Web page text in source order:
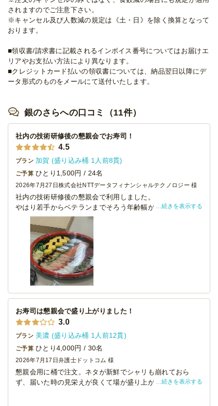
されますのでご注意下さい。
※キャンセル及び人数減の規定は《土・日》を除く換算となって
おります。
■領収書/請求書に記載されるインボイス番号についてはお届けエ
リアやお支払い方法により異なります。
■クレジットカード払いの領収書については、納品翌日以降にデ
ータ形式のものをメールにて送付いたします。
銀のさらへの口コミ（11件）
社内の技術研修後の懇親会でお寿司！
4.5
プラン 加賀 (盛り込み桶 1人前8貫)
ご予算 ひとり1,500円 / 24名
2026年7月27日 株式会社NTTデータフィナンシャルテクノロジー 様
社内の技術研修後の懇親会で利用しました。
やはり若手からベテランまでそろう年齢幅が広い技術研修
後の懇親会ですが、お寿司は全員が大好きなので非常に好
評でした。
時間通りに宅配を行ってくれてこの味と値段なら満足で
次回も使いたいと思います。
続きを表示する
お寿司は懇親会で盛り上がりました！
3.0
プラン 美濃 (盛り込み桶 1人前12貫)
ご予算 ひとり4,000円 / 30名
2026年7月17日 弁護士ドットコム 様
懇親会用に桶で注文。ネタが新鮮でシャリも崩れておら
ず、届いた時の見栄えが良くて場が盛り上がった。値段も
続きを表示する